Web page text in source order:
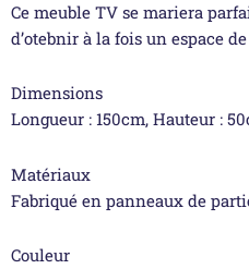
Ce meuble TV se mariera
d’otebnir à la fois un espace
Dimensions
Longueur : 150cm, Hauteur :
Matériaux
Fabriqué en panneaux de
Couleur